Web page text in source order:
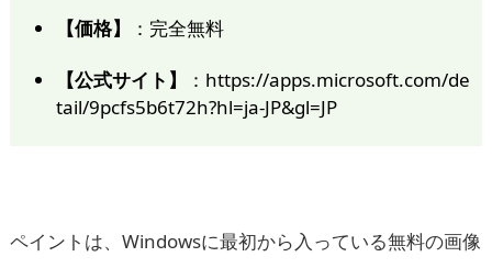
【価格】 ：完全無料
【公式サイト】
：https://apps.microsoft.com/de
tail/9pcfs5b6t72h?hl=ja-JP&gl=JP
ペイントは、Windowsに最初から入っている無料の画像